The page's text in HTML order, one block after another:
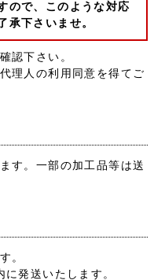
ので、このような対応
承下さいませ。
認下さい。
理人の利用同意を得てご
す。一部の加工品等は送
。
発送いたします。